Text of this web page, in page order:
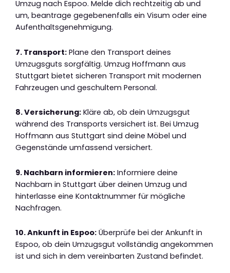
Umzug nach Espoo. Melde dich rechtzeitig ab und
um, beantrage gegebenenfalls ein Visum oder eine
Aufenthaltsgenehmigung.
7. Transport: Plane den Transport deines
Umzugsguts sorgfältig. Umzug Hoffmann aus
Stuttgart bietet sicheren Transport mit modernen
Fahrzeugen und geschultem Personal.
8. Versicherung: Kläre ab, ob dein Umzugsgut
während des Transports versichert ist. Bei Umzug
Hoffmann aus Stuttgart sind deine Möbel und
Gegenstände umfassend versichert.
9. Nachbarn informieren: Informiere deine
Nachbarn in Stuttgart über deinen Umzug und
hinterlasse eine Kontaktnummer für mögliche
Nachfragen.
10. Ankunft in Espoo: Überprüfe bei der Ankunft in
Espoo, ob dein Umzugsgut vollständig angekommen
ist und sich in dem vereinbarten Zustand befindet.